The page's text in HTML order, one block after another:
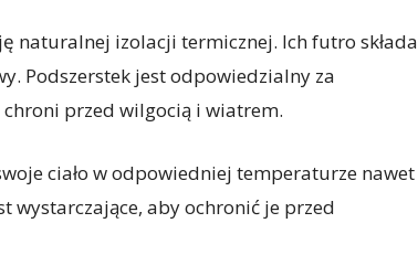
naturalnej izolacji termicznej. Ich futro składa
Podszerstek jest odpowiedzialny za
przed wilgocią i wiatrem.
ciało w odpowiedniej temperaturze nawet
wystarczające, aby ochronić je przed